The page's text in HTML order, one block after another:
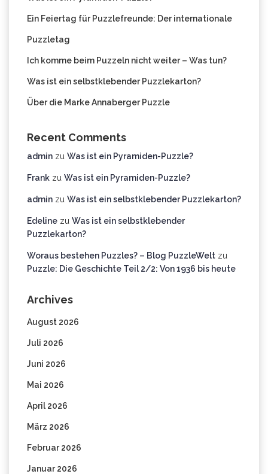
Ein Feiertag für Puzzlefreunde: Der internationale
Puzzletag
Ich komme beim Puzzeln nicht weiter – Was tun?
Was ist ein selbstklebender Puzzlekarton?
Über die Marke Annaberger Puzzle
Recent Comments
admin zu Was ist ein Pyramiden-Puzzle?
Frank zu Was ist ein Pyramiden-Puzzle?
admin zu Was ist ein selbstklebender Puzzlekarton?
Edeline zu Was ist ein selbstklebender
Puzzlekarton?
Woraus bestehen Puzzles? – Blog PuzzleWelt zu
Puzzle: Die Geschichte Teil 2/2: Von 1936 bis heute
Archives
August 2026
Juli 2026
Juni 2026
Mai 2026
April 2026
März 2026
Februar 2026
Januar 2026